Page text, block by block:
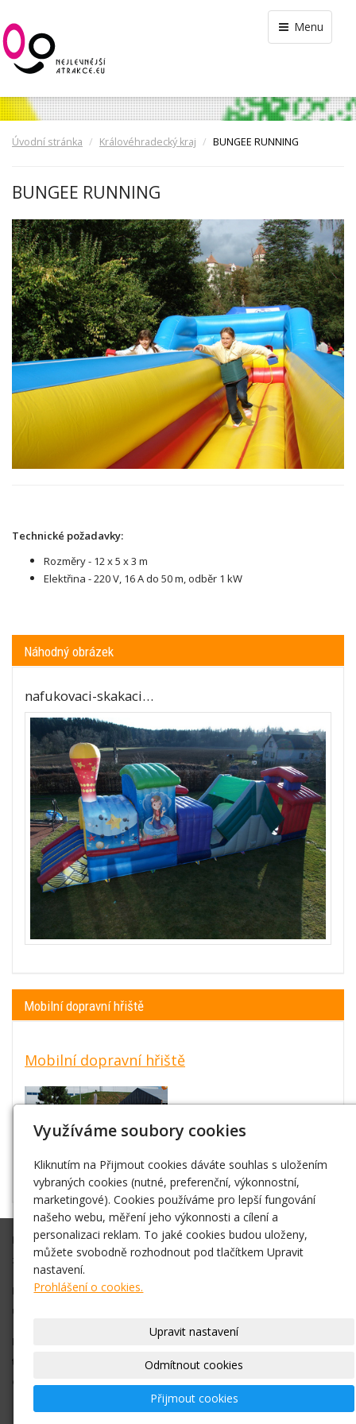
Menu
Úvodní stránka Královéhradecký kraj BUNGEE RUNNING
BUNGEE RUNNING
Technické požadavky:
Rozměry - 12 x 5 x 3 m
Elektřina - 220 V, 16 A do 50 m, odběr 1 kW
Náhodný obrázek
nafukovaci-skakaci…
Mobilní dopravní hřiště
Mobilní dopravní hřiště
Připravíme Vám akci na klíč, nebo Vám ve spolupráci s Vámi
zajistíme vše co budete potřebovat.
Díky zkušenostem máme dobré kontakty na různá vystoupení,
umělce atd. Vždy se snažíme vše zajistit v nejlepší cenové relaci.
Pro bližší informace, objednání nás neváhejte kontaktovat na
telefonním čísle +420 778 016 767nebo pište na
email
Využíváme soubory cookies
Kliknutím na Přijmout cookies dáváte souhlas s uložením
vybraných cookies (nutné, preferenční, výkonnostní,
marketingové). Cookies používáme pro lepší fungování
našeho webu, měření jeho výkonnosti a cílení a
personalizaci reklam. To jaké cookies budou uloženy,
můžete svobodně rozhodnout pod tlačítkem Upravit
nastavení.
Prohlášení o cookies.
Upravit nastavení
Odmítnout cookies
Přijmout cookies